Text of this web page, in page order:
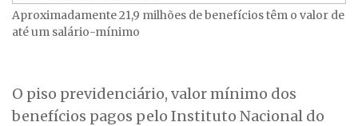
Aproximadamente 21,9 milhões de benefícios têm o valor de
até um salário-mínimo
O piso previdenciário, valor mínimo dos
benefícios pagos pelo Instituto Nacional do